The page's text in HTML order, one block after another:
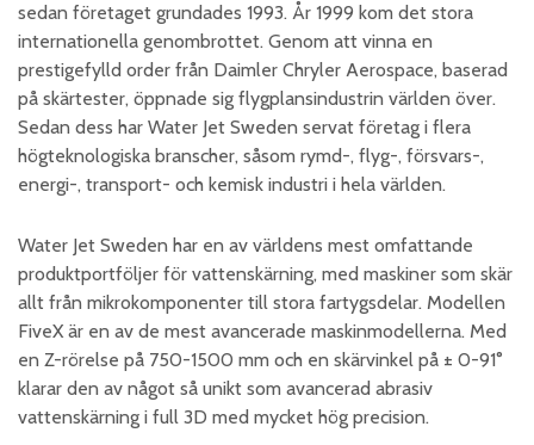
sedan företaget grundades 1993. År 1999 kom det stora
internationella genombrottet. Genom att vinna en
prestigefylld order från Daimler Chryler Aerospace, baserad
på skärtester, öppnade sig flygplansindustrin världen över.
Sedan dess har Water Jet Sweden servat företag i flera
högteknologiska branscher, såsom rymd-, flyg-, försvars-,
energi-, transport- och kemisk industri i hela världen.
Water Jet Sweden har en av världens mest omfattande
produktportföljer för vattenskärning, med maskiner som skär
allt från mikrokomponenter till stora fartygsdelar. Modellen
FiveX är en av de mest avancerade maskinmodellerna. Med
en Z-rörelse på 750-1500 mm och en skärvinkel på ± 0-91°
klarar den av något så unikt som avancerad abrasiv
vattenskärning i full 3D med mycket hög precision.